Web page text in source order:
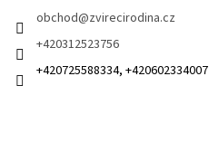
obchod@zvirecirodina.cz
+420312523756
+420725588334, +420602334007